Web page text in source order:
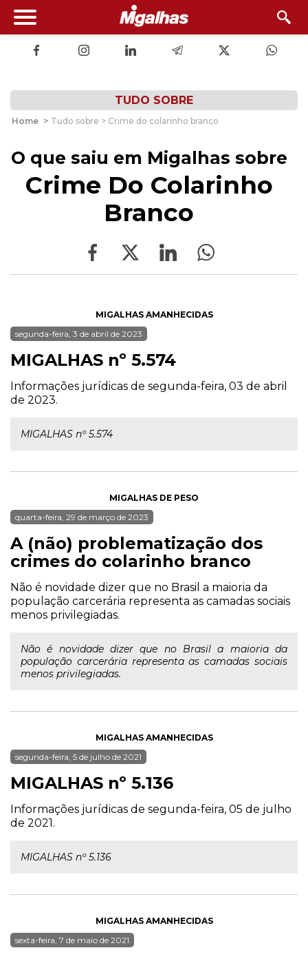
TUDO SOBRE
Home > Tudo sobre > Crime do colarinho branco
O que saiu em Migalhas sobre
Crime Do Colarinho
Branco
MIGALHAS AMANHECIDAS
segunda-feira, 3 de abril de 2023
MIGALHAS nº 5.574
Informações jurídicas de segunda-feira, 03 de abril
de 2023.
MIGALHAS nº 5.574
MIGALHAS DE PESO
quarta-feira, 29 de março de 2023
A (não) problematização dos
crimes do colarinho branco
Não é novidade dizer que no Brasil a maioria da
população carcerária representa as camadas sociais
menos privilegiadas.
Não é novidade dizer que no Brasil a maioria da
população carcerária representa as camadas sociais
menos privilegiadas.
MIGALHAS AMANHECIDAS
segunda-feira, 5 de julho de 2021
MIGALHAS nº 5.136
Informações jurídicas de segunda-feira, 05 de julho
de 2021.
MIGALHAS nº 5.136
MIGALHAS AMANHECIDAS
sexta-feira, 7 de maio de 2021